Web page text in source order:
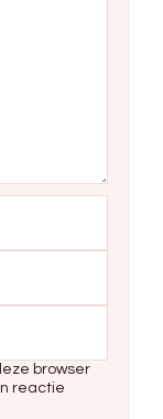
browser
reactie